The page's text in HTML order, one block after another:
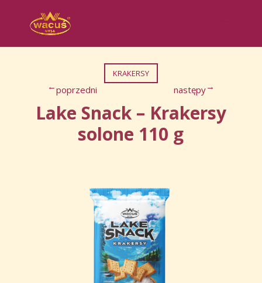
KRAKERSY
←
następy
poprzedni
→
Lake Snack – Krakersy
solone 110 g